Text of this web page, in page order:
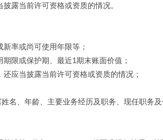
露当前许可资格或资质的情况。
率或尚可使用年限等；
限或保护期、最近1期末账面价值；
应当披露当前许可资格或资质的情况；
名、年龄、主要业务经历及职务、现任职务